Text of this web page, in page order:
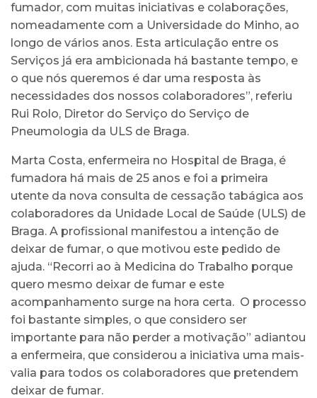
fumador, com muitas iniciativas e colaborações,
nomeadamente com a Universidade do Minho, ao
longo de vários anos. Esta articulação entre os
Serviços já era ambicionada há bastante tempo, e
o que nós queremos é dar uma resposta às
necessidades dos nossos colaboradores”, referiu
Rui Rolo, Diretor do Serviço do Serviço de
Pneumologia da ULS de Braga.
Marta Costa, enfermeira no Hospital de Braga, é
fumadora há mais de 25 anos e foi a primeira
utente da nova consulta de cessação tabágica aos
colaboradores da Unidade Local de Saúde (ULS) de
Braga. A profissional manifestou a intenção de
deixar de fumar, o que motivou este pedido de
ajuda. “Recorri ao à Medicina do Trabalho porque
quero mesmo deixar de fumar e este
acompanhamento surge na hora certa. O processo
foi bastante simples, o que considero ser
importante para não perder a motivação” adiantou
a enfermeira, que considerou a iniciativa uma mais-
valia para todos os colaboradores que pretendem
deixar de fumar.